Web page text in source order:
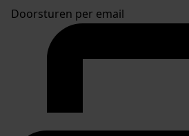
Doorsturen per email